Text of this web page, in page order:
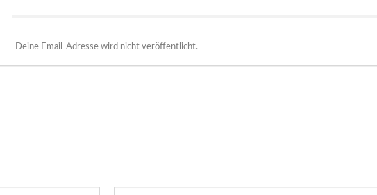
Deine Email-Adresse wird nicht veröffentlicht.